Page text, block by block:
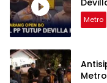
Metro